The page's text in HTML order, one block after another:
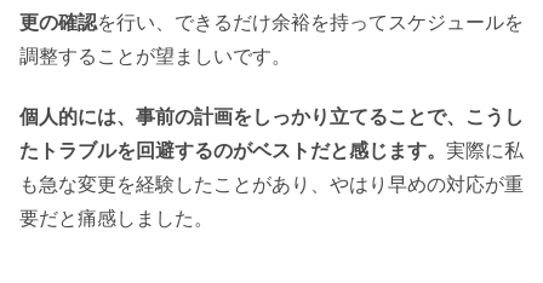
更の確認を行い、できるだけ余裕を持ってスケジュールを
調整することが望ましいです。
個人的には、事前の計画をしっかり立てることで、こうし
たトラブルを回避するのがベストだと感じます。 実際に私
も急な変更を経験したことがあり、やはり早めの対応が重
要だと痛感しました。